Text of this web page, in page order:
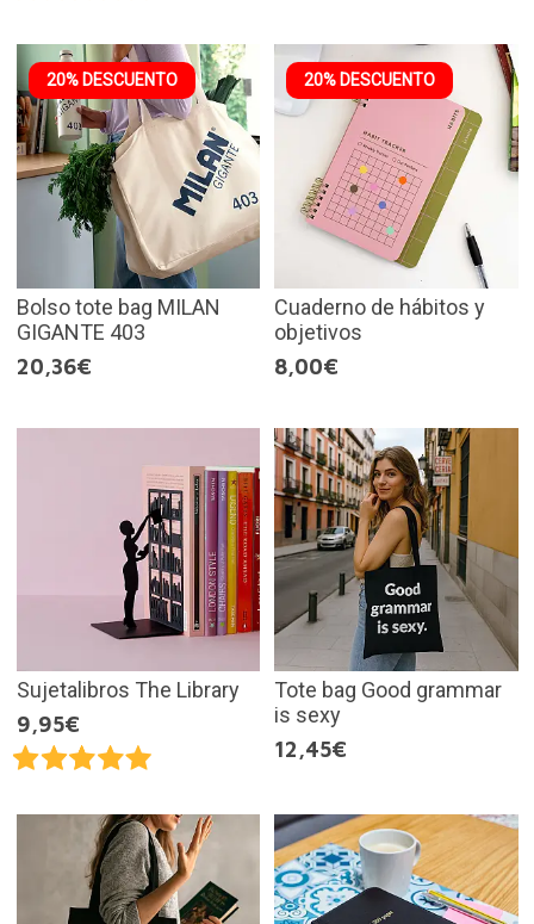
20% DESCUENTO
Bolso tote bag MILAN
GIGANTE 403
20,36€
20% DESCUENTO
Cuaderno de hábitos y
objetivos
8,00€
Sujetalibros The Library
9,95€
Tote bag Good grammar
is sexy
12,45€